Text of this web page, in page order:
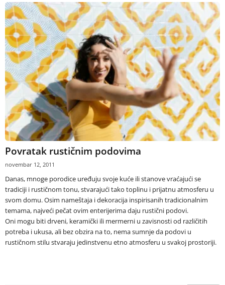
Povratak rustičnim podovima
novembar 12, 2011
Danas, mnoge porodice uređuju svoje kuće ili stanove vraćajući se
tradiciji i rustičnom tonu, stvarajući tako toplinu i prijatnu atmosferu u
svom domu. Osim nameštaja i dekoracija inspirisanih tradicionalnim
temama, najveći pečat ovim enterijerima daju rustični podovi.
Oni mogu biti drveni, keramički ili mermerni u zavisnosti od različitih
potreba i ukusa, ali bez obzira na to, nema sumnje da podovi u
rustičnom stilu stvaraju jedinstvenu etno atmosferu u svakoj prostoriji.